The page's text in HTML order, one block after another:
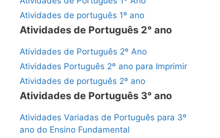
Atividades de português 1º ano
Atividades de Português 2° ano
Atividades de Português 2º Ano
Atividades Português 2º ano para Imprimir
Atividades de português 2º ano
Atividades de Português 3° ano
Atividades Variadas de Português para 3º
ano do Ensino Fundamental